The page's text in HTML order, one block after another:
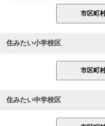
住みたい小学校区
住みたい中学校区